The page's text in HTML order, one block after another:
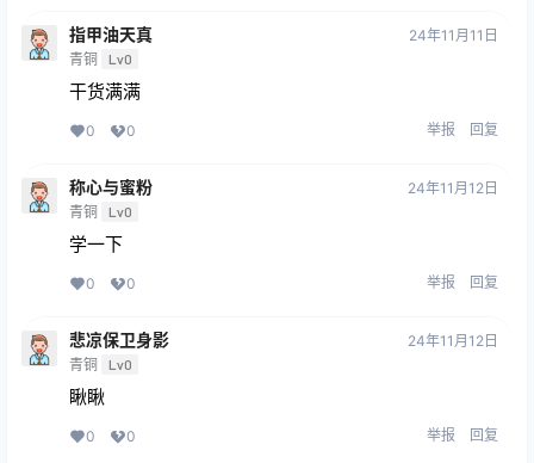
指甲油天真
青铜 Lv0
24年11月11日
干货满满
0 0 举报 回复
称心与蜜粉
青铜 Lv0
24年11月12日
学一下
0 0 举报 回复
悲凉保卫身影
青铜 Lv0
24年11月12日
瞅瞅
0 0 举报 回复